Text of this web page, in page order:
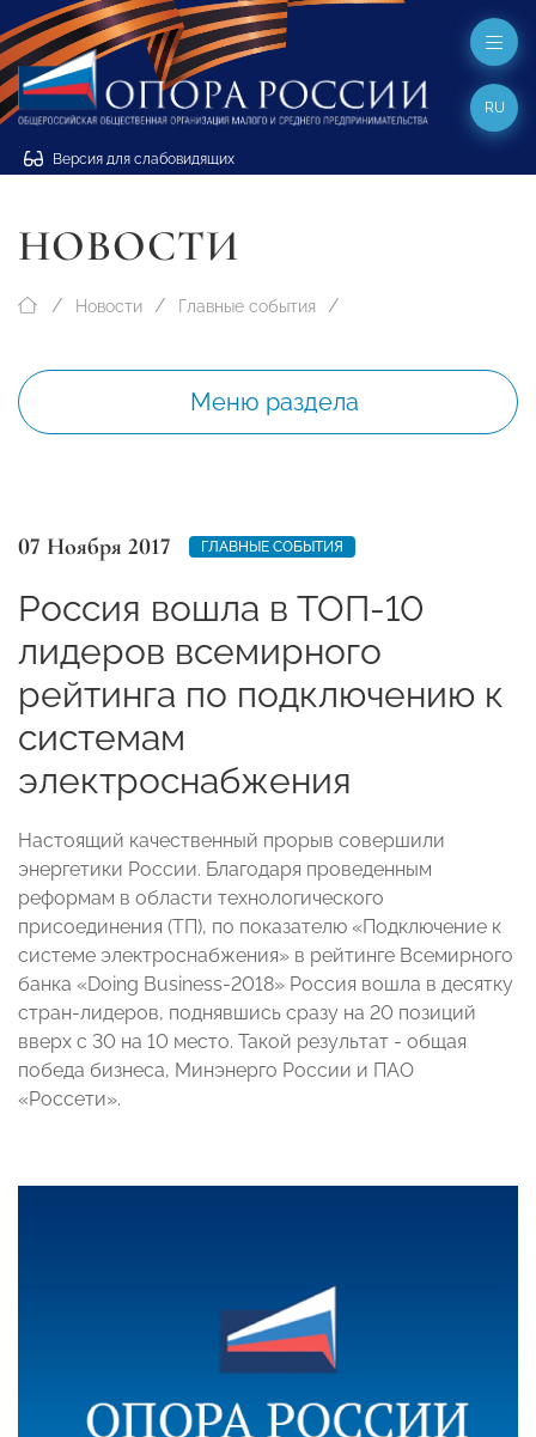
Версия для слабовидящих
RU
НОВОСТИ
Новости Главные события
Меню раздела
07 Ноября 2017 ГЛАВНЫЕ СОБЫТИЯ
Россия вошла в ТОП-10
лидеров всемирного
рейтинга по подключению к
системам
электроснабжения
Настоящий качественный прорыв совершили
энергетики России. Благодаря проведенным
реформам в области технологического
присоединения (ТП), по показателю «Подключение к
системе электроснабжения» в рейтинге Всемирного
банка «Doing Business-2018» Россия вошла в десятку
стран-лидеров, поднявшись сразу на 20 позиций
вверх с 30 на 10 место. Такой результат - общая
победа бизнеса, Минэнерго России и ПАО
«Россети».